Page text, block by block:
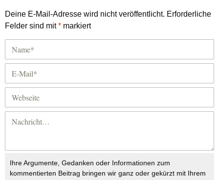
Deine E-Mail-Adresse wird nicht veröffentlicht. Erforderliche
Felder sind mit* markiert
Ihre Argumente, Gedanken oder Informationen zum
kommentierten Beitrag bringen wir ganz oder gekürzt mit Ihrem